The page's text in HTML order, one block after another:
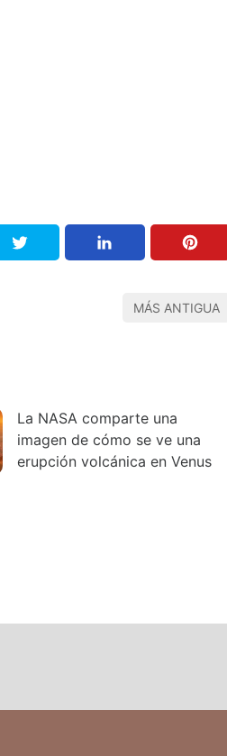
MÁS ANTIGUA
La NASA comparte una
imagen de cómo se ve una
erupción volcánica en Venus